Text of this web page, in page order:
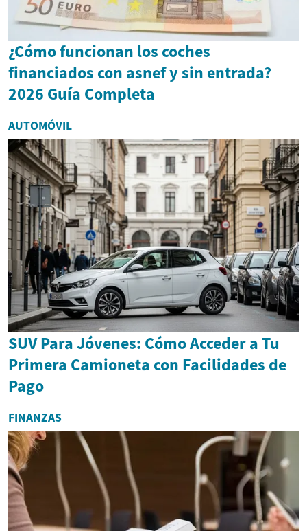
¿Cómo funcionan los coches
financiados con asnef y sin entrada?
2026 Guía Completa
AUTOMÓVIL
SUV Para Jóvenes: Cómo Acceder a Tu
Primera Camioneta con Facilidades de
Pago
FINANZAS